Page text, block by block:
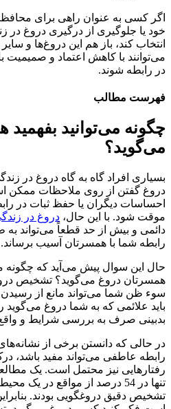
اگر کسی به عنوان راهی برای
خود یا جلوگیری از درگیری دروغ در
انتخاب کند، باز هم این دروغ‌ها و
می‌توانند با کاهش اعتماد و
در رابطه شوند.
فهرست مطالب
چگونه می‌توانید
می‌گوید؟
بسیاری افراد گاه به گاه دروغ در
دروغ گفتن از روی ملاحظات ممکن
احساسات دیگران یا حفظ ثبات در
موقت شود. با این حال، دروغ در
دائمی و بیش از حد قطعاً می‌تواند به
رابطه شما با همسرتان آسیب برساند.
حال این سوال پیش می‌آید که چگونه
همسرتان دروغ می‌گوید؟ تشخیص
سوء ظن شما می‌تواند مانع از
باید علائمی که به شما دروغ می‌گوید
بدبینی صرف به بررسی شرایط و واقع
در حالی که دانستن برخی از
رابطه عاطفی می‌تواند مفید باشد،
رفتارهایی نیز محتمل است. یک
تنها در 54 درصد از مواقع در یک
تشخیص دقیق دروغگویی بودند.